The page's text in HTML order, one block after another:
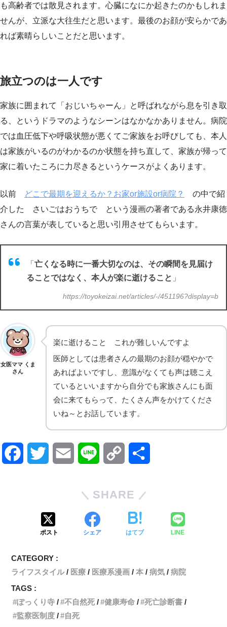
も高齢者では散見されます。心臓になにか起きたのかもしれま
せんが、立派な大往生だと思います。最後のお顔が安らかであ
れば素晴らしいことだと思います。
旅立つのは一人です
家族に囲まれて「おじいちゃーん」と呼ばれながら息を引き取
る、というドラマのようなシーンはなかなかありません。病院
では血圧低下や呼吸状態が悪くてご家族をお呼びしても、本人
は家族がいるのがわかるのか状態を持ち直して、家族が帰って
家に着いたころに力尽きるというケースがよくあります。
以前 どこで最期を迎えるか？お家or施設or病院？
の中で紹
介した さいごはおうちで という漫画の著者である永井康徳
さんの言葉が表していると思い引用させてもらいます。
「 亡くなる時に一番大切なのは、その瞬間を見届け
ることではなく、本人が楽に逝けること 」
https://toyokeizai.net/articles/-/451196?display=b
女医ママ くま
さん
楽に逝けること これが難しいんですよ
医師としては患者さんの最期のお顔が穏やかで
あればよいですし、意識がなくても声は聴こえ
ているといいますから自分でも家族さんにも面
会に来てもらって、たくさん声をかけてくださ
いね～とお話しています。
o
k
t
e
n
e
p
L
k
SHARE
ポスト シェア はてブ LINE
CATEGORY :
ライフスタイル
医療 医療系漫画 本 病気
病院
TAGS :
ぽっくり寺
不自然死 健康寿命
死亡診断書
監察医制度
自死